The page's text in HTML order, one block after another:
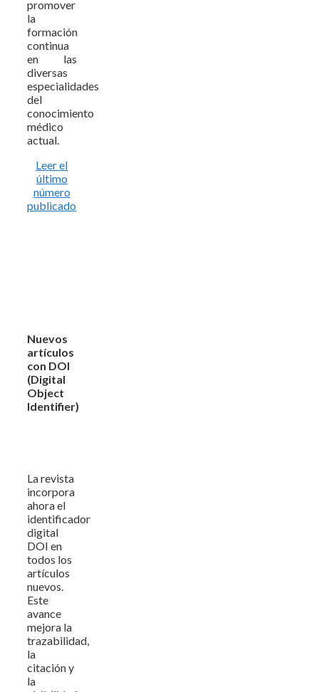
promover
la
formación
continua
en las
diversas
especialidades
del
conocimiento
médico
actual.
Leer el
último
número
publicado
Nuevos
artículos
con DOI
(Digital
Object
Identifier)
La revista
incorpora
ahora el
identificador
digital
DOI en
todos los
artículos
nuevos.
Este
avance
mejora la
trazabilidad,
la
citación y
la